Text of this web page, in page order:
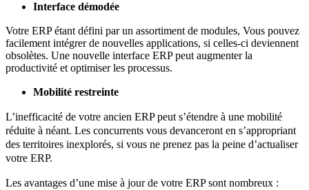
Interface démodée
Votre ERP étant défini par un assortiment de modules, Vous pouvez
facilement intégrer de nouvelles applications, si celles-ci deviennent
obsolètes. Une nouvelle interface ERP peut augmenter la
productivité et optimiser les processus.
Mobilité restreinte
L’inefficacité de votre ancien ERP peut s’étendre à une mobilité
réduite à néant. Les concurrents vous devanceront en s’appropriant
des territoires inexplorés, si vous ne prenez pas la peine d’actualiser
votre ERP.
Les avantages d’une mise à jour de votre ERP sont nombreux :